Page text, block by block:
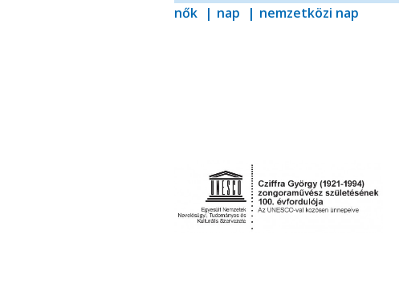
nők nap nemzetközi nap